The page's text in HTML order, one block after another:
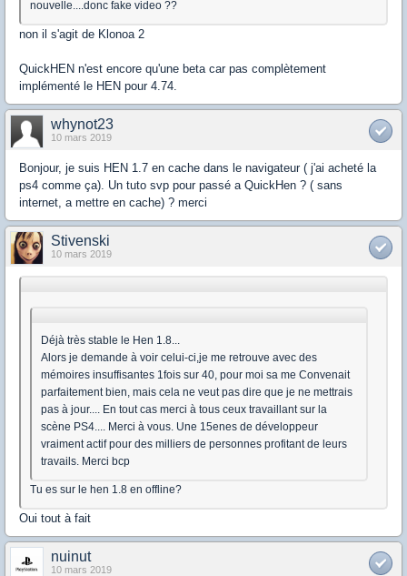
nouvelle....donc fake video ??
non il s'agit de Klonoa 2
QuickHEN n'est encore qu'une beta car pas complètement
implémenté le HEN pour 4.74.
whynot23
10 mars 2019
Bonjour, je suis HEN 1.7 en cache dans le navigateur ( j'ai acheté la
ps4 comme ça). Un tuto svp pour passé a QuickHen ? ( sans
internet, a mettre en cache) ? merci
Stivenski
10 mars 2019
Déjà très stable le Hen 1.8...
Alors je demande à voir celui-ci,je me retrouve avec des
mémoires insuffisantes 1fois sur 40, pour moi sa me Convenait
parfaitement bien, mais cela ne veut pas dire que je ne mettrais
pas à jour.... En tout cas merci à tous ceux travaillant sur la
scène PS4.... Merci à vous. Une 15enes de développeur
vraiment actif pour des milliers de personnes profitant de leurs
travails. Merci bcp
Tu es sur le hen 1.8 en offline?
Oui tout à fait
nuinut
10 mars 2019